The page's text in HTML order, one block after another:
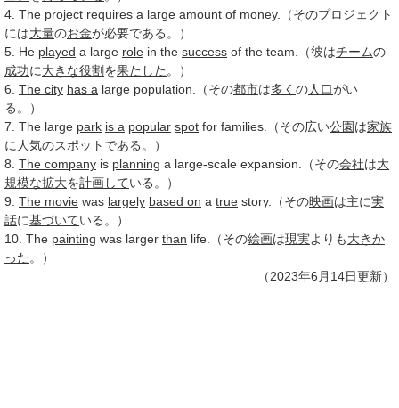
4. The project requires a large amount of money.（そのプロジェクト
には大量のお金が必要である。）
5. He played a large role in the success of the team.（彼はチームの
成功に大きな役割 を果たした 。）
6. The city has a large population.（その都市は多く の人口がい
る。）
7. The large park is a popular spot for families.（その広い公園は家族
に 人気のスポット である。）
8. The company is planning a large-scale expansion.（その会社は大
規模な拡大を計画している。）
9. The movie was largely based on a true story.（その映画は主に実
話に基づいている。）
10. The painting was larger than life.（その絵画は現実よりも大きか
った 。）
（2023年6月14日更新）